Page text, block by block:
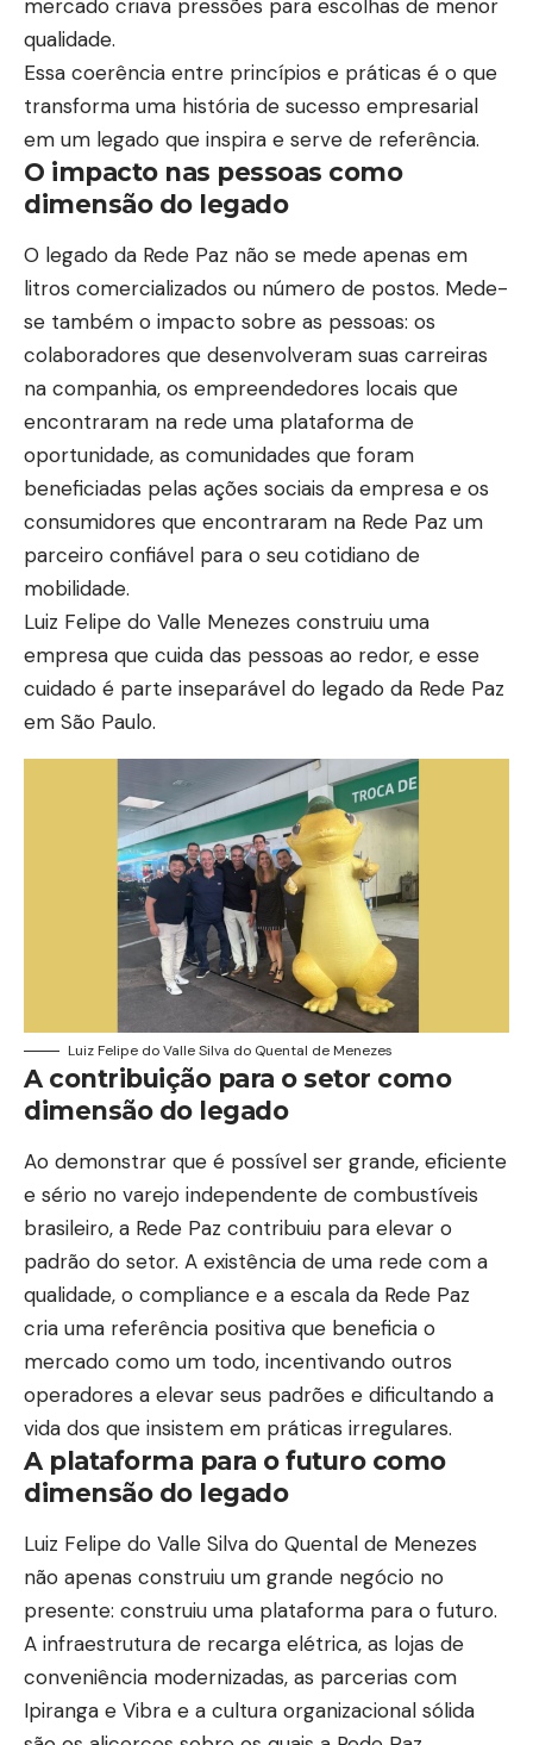
mercado criava pressões para escolhas de menor
qualidade.
Essa coerência entre princípios e práticas é o que
transforma uma história de sucesso empresarial
em um legado que inspira e serve de referência.
O impacto nas pessoas como
dimensão do legado
O legado da Rede Paz não se mede apenas em
litros comercializados ou número de postos. Mede-
se também o impacto sobre as pessoas: os
colaboradores que desenvolveram suas carreiras
na companhia, os empreendedores locais que
encontraram na rede uma plataforma de
oportunidade, as comunidades que foram
beneficiadas pelas ações sociais da empresa e os
consumidores que encontraram na Rede Paz um
parceiro confiável para o seu cotidiano de
mobilidade.
Luiz Felipe do Valle Menezes construiu uma
empresa que cuida das pessoas ao redor, e esse
cuidado é parte inseparável do legado da Rede Paz
em São Paulo.
Luiz Felipe do Valle Silva do Quental de Menezes
A contribuição para o setor como
dimensão do legado
Ao demonstrar que é possível ser grande, eficiente
e sério no varejo independente de combustíveis
brasileiro, a Rede Paz contribuiu para elevar o
padrão do setor. A existência de uma rede com a
qualidade, o compliance e a escala da Rede Paz
cria uma referência positiva que beneficia o
mercado como um todo, incentivando outros
operadores a elevar seus padrões e dificultando a
vida dos que insistem em práticas irregulares.
A plataforma para o futuro como
dimensão do legado
Luiz Felipe do Valle Silva do Quental de Menezes
não apenas construiu um grande negócio no
presente: construiu uma plataforma para o futuro.
A infraestrutura de recarga elétrica, as lojas de
conveniência modernizadas, as parcerias com
Ipiranga e Vibra e a cultura organizacional sólida